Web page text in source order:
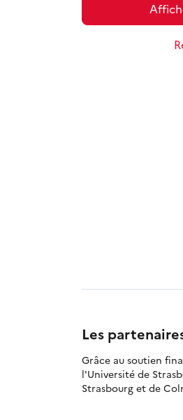
Les
Grâce au soutien
l'Université de
Strasbourg et de